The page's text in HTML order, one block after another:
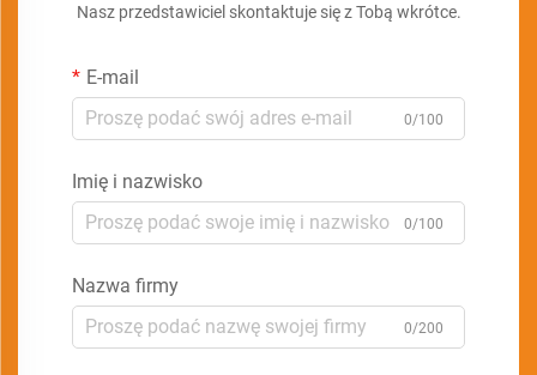
Nasz przedstawiciel skontaktuje się z Tobą wkrótce.
E-mail
0/100
Imię i nazwisko
0/100
Nazwa firmy
0/200